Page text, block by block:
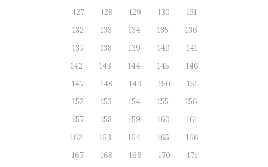
127
128 129 130
131
132
133 134 135
136
137
138 139 140
141
142
143 144 145
146
147
148 149 150
151
152
153 154 155
156
157
158 159 160
161
162
163 164 165
166
167
168 169 170
171